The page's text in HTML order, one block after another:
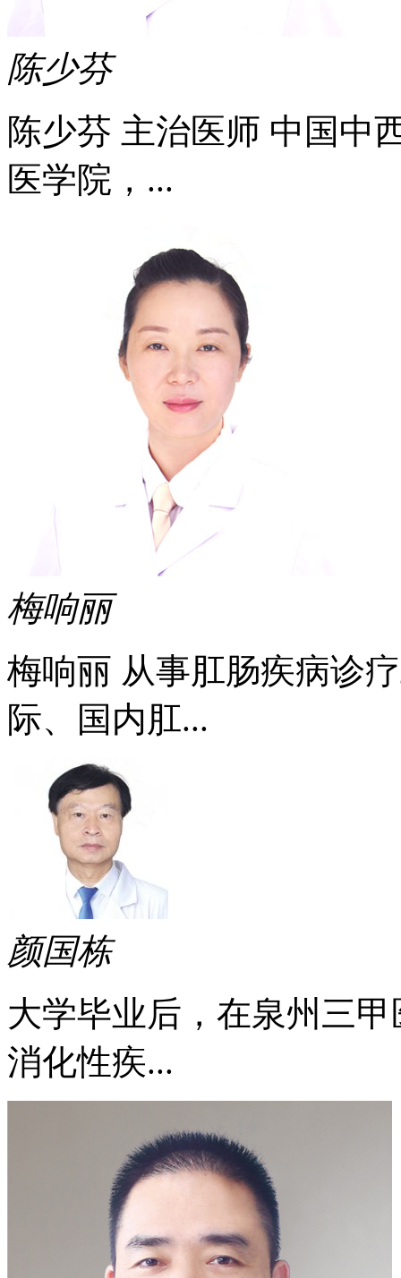
陈少芬
陈少芬 主治医师 中国中
医学院，...
梅响丽
梅响丽 从事肛肠疾病诊
际、国内肛...
颜国栋
大学毕业后，在泉州三
消化性疾...